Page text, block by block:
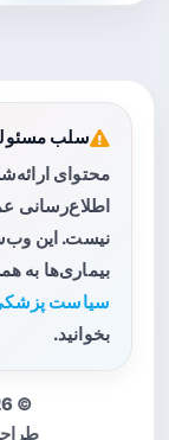
سلب
محتوای
اطلاع‌رسانی
نیست. این
بیماری‌ها به
سیاست
بخوانید.
© 2026 کلیه حقوق محفوظ است.